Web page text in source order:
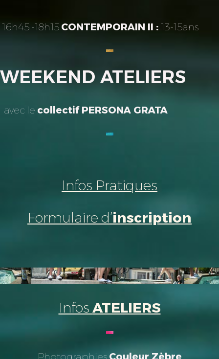
16h45 -18h15 CONTEMPORAIN II : 13-15ans
WEEKEND ATELIERS
avec le collectif PERSONA GRATA
Infos Pratiques
Formulaire d’inscription
Infos ATELIERS